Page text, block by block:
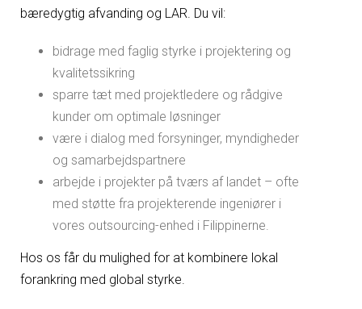
bæredygtig afvanding og LAR. Du vil:
bidrage med faglig styrke i projektering og
kvalitetssikring
sparre tæt med projektledere og rådgive
kunder om optimale løsninger
være i dialog med forsyninger, myndigheder
og samarbejdspartnere
arbejde i projekter på tværs af landet – ofte
med støtte fra projekterende ingeniører i
vores outsourcing-enhed i Filippinerne.
Hos os får du mulighed for at kombinere lokal
forankring med global styrke.